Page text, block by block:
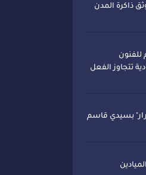
ذاكرة المدن
تتجاوز الفعل
بسيدي قاسم